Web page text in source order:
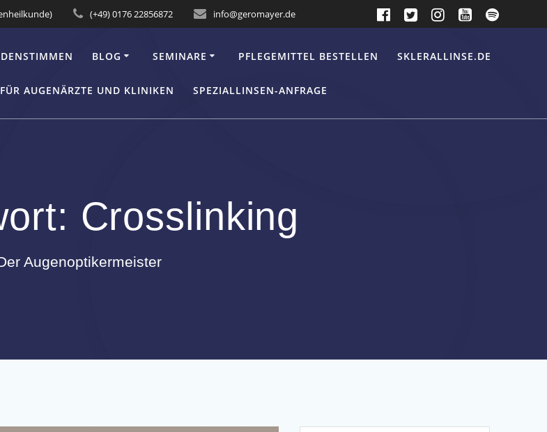
(+49) 0176 22856872 info@geromayer.de
BLOG SEMINARE PFLEGEMITTEL BESTELLEN SKLERALLINSE.DE
FÜR AUGENÄRZTE UND KLINIKEN SPEZIALLINSEN-ANFRAGE
Crosslinking
Augenoptikermeister